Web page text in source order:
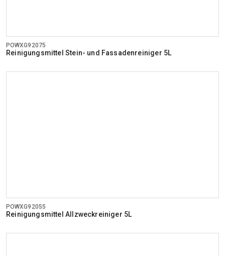
POWXG92075
Reinigungsmittel Stein- und Fassadenreiniger 5L
POWXG92055
Reinigungsmittel Allzweckreiniger 5L